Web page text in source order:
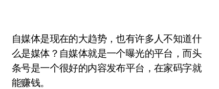
自媒体是现在的大趋势，也有许多人不知道什
么是媒体？自媒体就是一个曝光的平台，而头
条号是一个很好的内容发布平台，在家码字就
能赚钱。